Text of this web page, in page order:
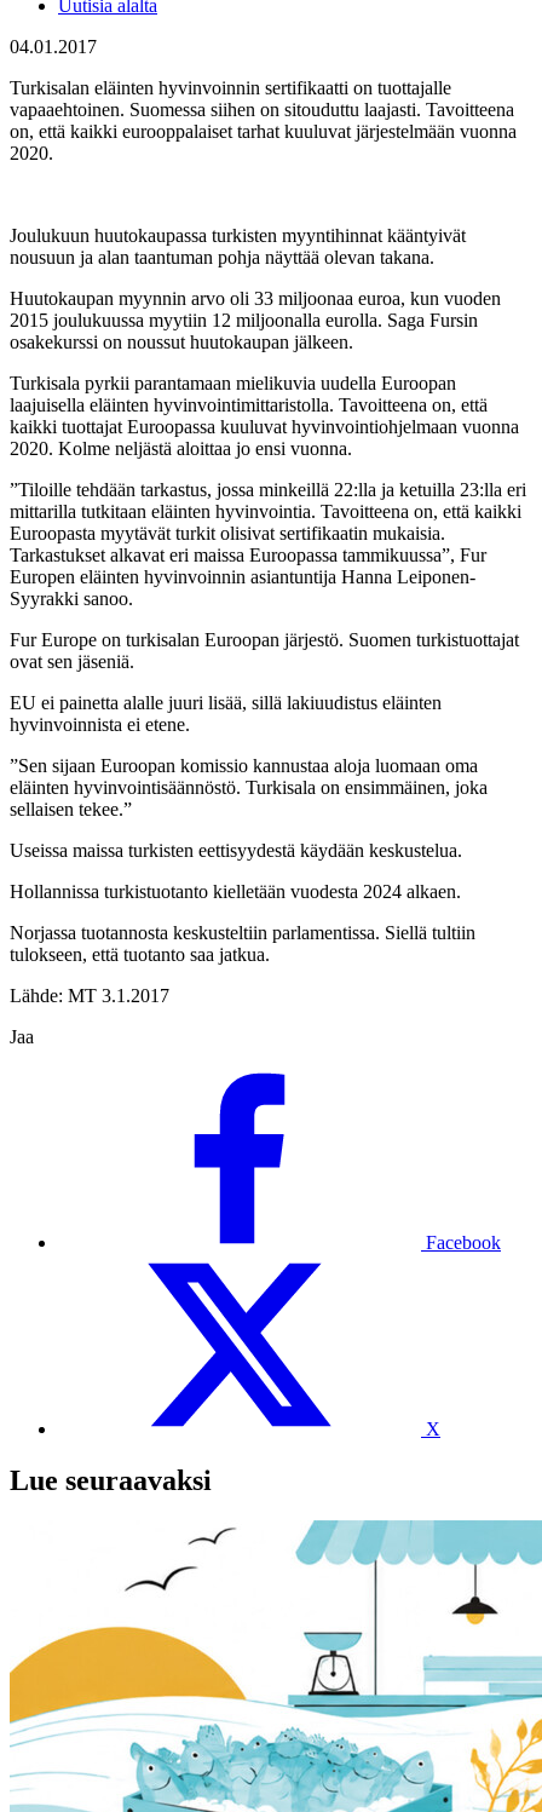
Uutisia alalta
04.01.2017
Turkisalan eläinten hyvinvoinnin sertifikaatti on tuottajalle
vapaaehtoinen. Suomessa siihen on sitouduttu laajasti. Tavoitteena
on, että kaikki eurooppalaiset tarhat kuuluvat järjestelmään vuonna
2020.
Joulukuun huutokaupassa turkisten myyntihinnat kääntyivät
nousuun ja alan taantuman pohja näyttää olevan takana.
Huutokaupan myynnin arvo oli 33 miljoonaa euroa, kun vuoden
2015 joulukuussa myytiin 12 miljoonalla eurolla. Saga Fursin
osakekurssi on noussut huutokaupan jälkeen.
Turkisala pyrkii parantamaan mielikuvia uudella Euroopan
laajuisella eläinten hyvinvointi­mittaristolla. Tavoitteena on, että
kaikki tuottajat Euroopassa kuuluvat hyvinvointiohjelmaan vuonna
2020. Kolme neljästä aloittaa jo ensi vuonna.
”Tiloille tehdään tarkastus, jossa minkeillä 22:lla ja ketuilla 23:lla eri
mittarilla tutkitaan eläinten hyvinvointia. Tavoitteena on, että kaikki
Euroopasta myytävät turkit olisivat sertifikaatin mukaisia.
Tarkastukset alkavat eri maissa Euroopassa tammikuussa”, Fur
Europen eläinten hyvinvoinnin asiantuntija Hanna Leiponen-
Syyrakki sanoo.
Fur Europe on turkisalan Euroopan järjestö. Suomen turkistuottajat
ovat sen jäseniä.
EU ei painetta alalle juuri lisää, sillä lakiuudistus eläinten
hyvinvoinnista ei etene.
”Sen sijaan Euroopan komissio kannustaa aloja luomaan oma
eläinten hyvinvointisäännöstö. Turkisala on ensimmäinen, joka
sellaisen tekee.”
Useissa maissa turkisten eettisyydestä käydään keskustelua.
Hollannissa turkistuotanto kielletään vuodesta 2024 alkaen.
Norjassa tuotannosta keskusteltiin parlamentissa. Siellä tultiin
tulokseen, että tuotanto saa jatkua.
Lähde: MT 3.1.2017
Jaa
Facebook
X
Lue seuraavaksi